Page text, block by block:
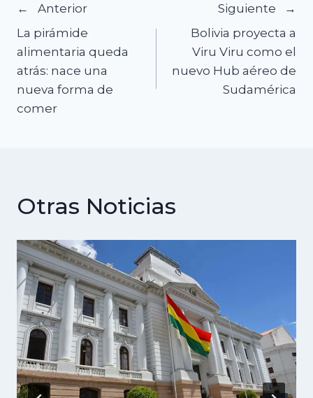
Navegación
de
entradas
Anterior
La pirámide
alimentaria queda
atrás: nace una
nueva forma de
comer
Siguiente
Bolivia proyecta a
Viru Viru como el
nuevo Hub aéreo de
Sudamérica
Otras Noticias